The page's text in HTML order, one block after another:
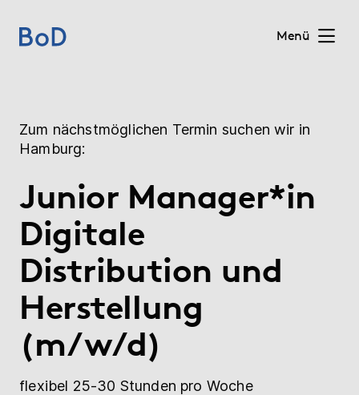
Menü
Preise
Leistungen
Über uns
Blog
Shop
Zum nächstmöglichen Termin suchen wir in
Hamburg:
Junior Manager*in
Digitale
Distribution und
Herstellung
(m/w/d)
flexibel 25-30 Stunden pro Woche